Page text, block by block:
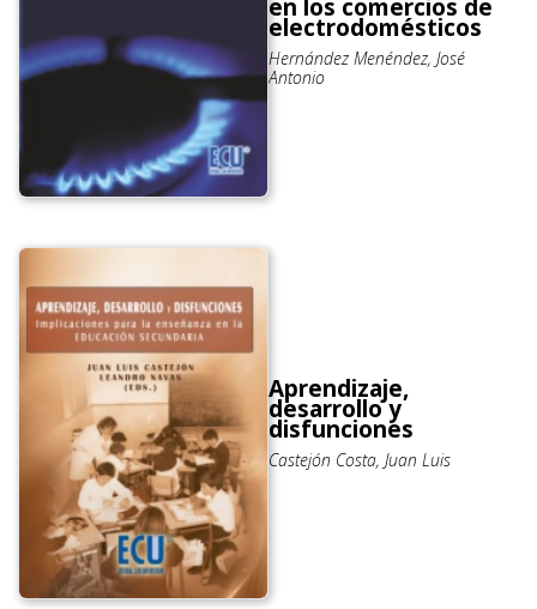
en los comercios de
electrodomésticos
Hernández Menéndez, José
Antonio
Aprendizaje,
desarrollo y
disfunciones
Castejón Costa, Juan Luis